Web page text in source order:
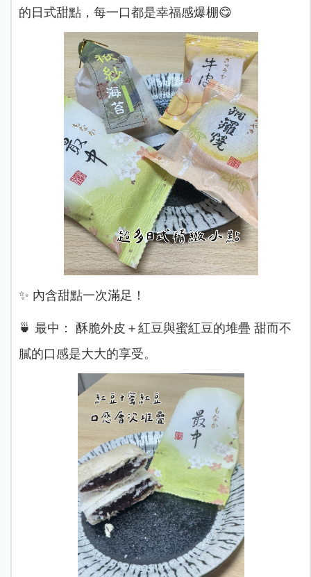
的日式甜點，每一口都是幸福感爆棚😋
✨ 內含甜點一次滿足！
🍵 最中： 酥脆外皮＋紅豆與蜜紅豆的堆疊 甜而不
膩的口感是大大的享受。